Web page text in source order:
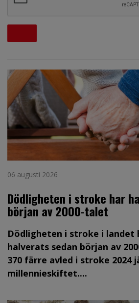
06 augusti 2026
Dödligheten i stroke har
början av 2000-talet
Dödligheten i stroke i landet
halverats sedan början av
370 färre avled i stroke 2024
millennieskiftet....